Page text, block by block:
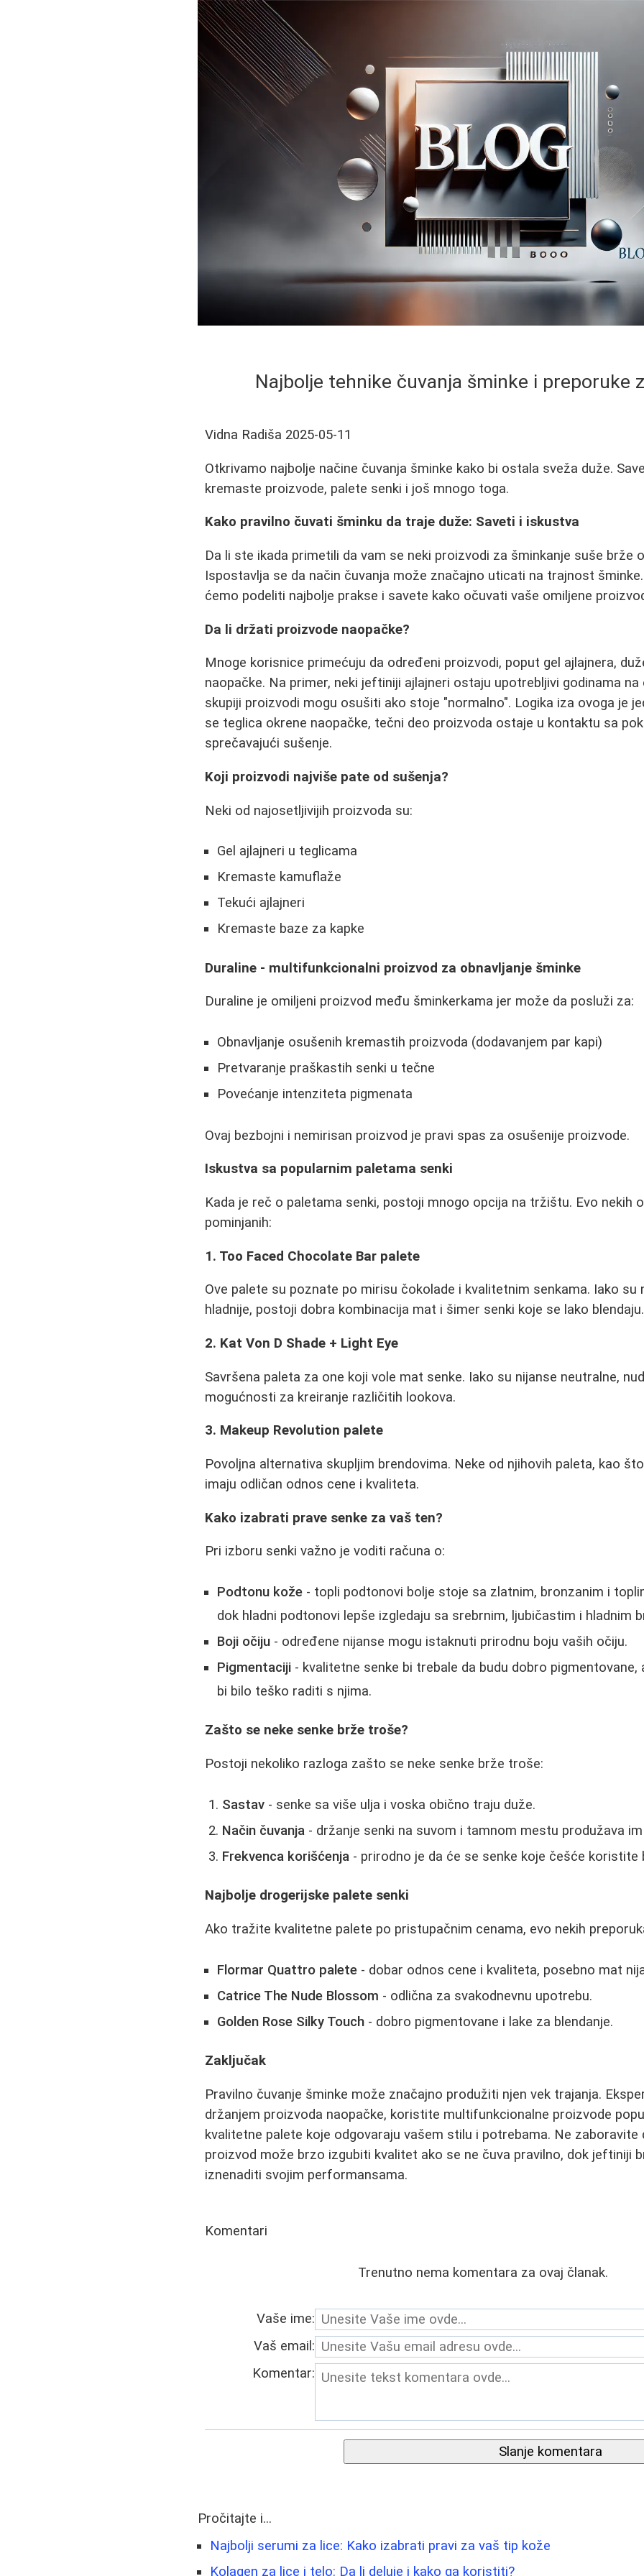
Najbolje tehnike čuvanja šminke i preporuke
Vidna Radiša 2025-05-11
Otkrivamo najbolje načine čuvanja šminke kako bi ostala sveža duže.
kremaste proizvode, palete senki i još mnogo toga.
Kako pravilno čuvati šminku da traje duže: Saveti i iskustva
Da li ste ikada primetili da vam se neki proizvodi za šminkanje suše brže
Ispostavlja se da način čuvanja može značajno uticati na trajnost
ćemo podeliti najbolje prakse i savete kako očuvati vaše omiljene
Da li držati proizvode naopačke?
Mnoge korisnice primećuju da određeni proizvodi, poput gel ajlajnera,
naopačke. Na primer, neki jeftiniji ajlajneri ostaju upotrebljivi godinama na
skupiji proizvodi mogu osušiti ako stoje "normalno". Logika iza ovoga je
se teglica okrene naopačke, tečni deo proizvoda ostaje u kontaktu sa
sprečavajući sušenje.
Koji proizvodi najviše pate od sušenja?
Neki od najosetljivijih proizvoda su:
Gel ajlajneri u teglicama
Kremaste kamuflaže
Tekući ajlajneri
Kremaste baze za kapke
Duraline - multifunkcionalni proizvod za obnavljanje šminke
Duraline je omiljeni proizvod među šminkerkama jer može da posluži za:
Obnavljanje osušenih kremastih proizvoda (dodavanjem par kapi)
Pretvaranje praškastih senki u tečne
Povećanje intenziteta pigmenata
Ovaj bezbojni i nemirisan proizvod je pravi spas za osušenije proizvode.
Iskustva sa popularnim paletama senki
Kada je reč o paletama senki, postoji mnogo opcija na tržištu. Evo nekih
pominjanih:
1. Too Faced Chocolate Bar palete
Ove palete su poznate po mirisu čokolade i kvalitetnim senkama. Iako su
hladnije, postoji dobra kombinacija mat i šimer senki koje se lako blendaju.
2. Kat Von D Shade + Light Eye
Savršena paleta za one koji vole mat senke. Iako su nijanse neutralne,
mogućnosti za kreiranje različitih lookova.
3. Makeup Revolution palete
Povoljna alternativa skupljim brendovima. Neke od njihovih paleta, kao
imaju odličan odnos cene i kvaliteta.
Kako izabrati prave senke za vaš ten?
Pri izboru senki važno je voditi računa o:
Podtonu kože - topli podtonovi bolje stoje sa zlatnim, bronzanim i
dok hladni podtonovi lepše izgledaju sa srebrnim, ljubičastim i hladnim
Boji očiju - određene nijanse mogu istaknuti prirodnu boju vaših očiju.
Pigmentaciji - kvalitetne senke bi trebale da budu dobro pigmentovane,
bi bilo teško raditi s njima.
Zašto se neke senke brže troše?
Postoji nekoliko razloga zašto se neke senke brže troše:
Sastav - senke sa više ulja i voska obično traju duže.
Način čuvanja - držanje senki na suvom i tamnom mestu produžava
Frekvenca korišćenja - prirodno je da će se senke koje češće
Najbolje drogerijske palete senki
Ako tražite kvalitetne palete po pristupačnim cenama, evo nekih
Flormar Quattro palete - dobar odnos cene i kvaliteta, posebno mat
Catrice The Nude Blossom - odlična za svakodnevnu upotrebu.
Golden Rose Silky Touch - dobro pigmentovane i lake za blendanje.
Zaključak
Pravilno čuvanje šminke može značajno produžiti njen vek trajanja.
držanjem proizvoda naopačke, koristite multifunkcionalne proizvode
kvalitetne palete koje odgovaraju vašem stilu i potrebama. Ne zaboravite
proizvod može brzo izgubiti kvalitet ako se ne čuva pravilno, dok jeftiniji
iznenaditi svojim performansama.
Komentari
Trenutno nema komentara za ovaj članak.
Vaše ime:
Vaš email:
Komentar:
Slanje komentara
Pročitajte i...
Najbolji serumi za lice: Kako izabrati pravi za vaš tip kože
Kolagen za lice i telo: Da li deluje i kako ga koristiti?